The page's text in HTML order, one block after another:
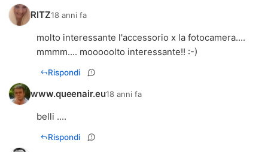
RITZ18 anni fa
molto interessante l'accessorio x la fotocamera....
mmmm.... mooooolto interessante!! :-)
Rispondi
www.queenair.eu18 anni fa
belli ....
Rispondi